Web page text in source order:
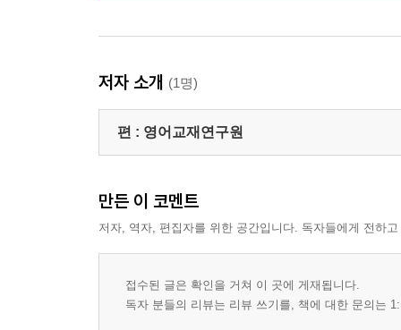
저자 소개 (1명)
편 : 영어교재연구원
만든 이 코멘트
저자, 역자, 편집자를 위한 공간입니다. 독자들에게 전하
접수된 글은 확인을 거쳐 이 곳에 게재됩니다.
독자 분들의 리뷰는 리뷰 쓰기를, 책에 대한 문의는